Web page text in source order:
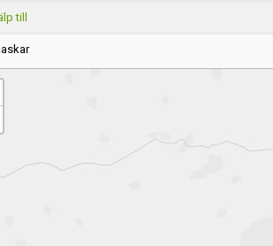
till